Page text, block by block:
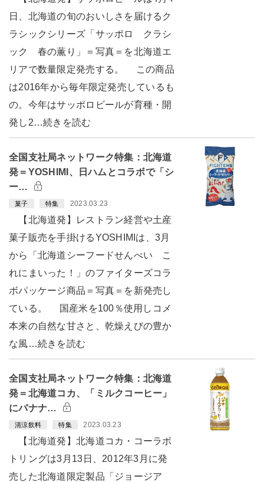
日、北海道の旬のおいしさを届けるク
ラシックシリーズ「サッポロ クラシ
ック 春の薫り」＝写真＝を北海道エ
リアで数量限定発売する。 この商品
は2016年から毎年限定発売しているも
の。今年はサッポロビールが育種・開
発し2…続きを読む
全国支社局ネットワーク特集：北海道
発＝YOSHIMI、日ハムとコラボで「シ
ー…
菓子 特集 2023.03.23
【北海道発】レストラン経営や土産
菓子販売を手掛けるYOSHIMIは、3月
から「北海道シーフードせんべい こ
れにまいった！」のファイターズコラ
ボパッケージ商品＝写真＝を新発売し
ている。 国産米を100％使用しコメ
本来の自然な甘さと、乾燥えびの豊か
な風…続きを読む
全国支社局ネットワーク特集：北海道
発＝北海道コカ、「ミルクコーヒー」
にバナナ…
清涼飲料 特集 2023.03.23
【北海道発】北海道コカ・コーラボ
トリングは3月13日、2012年3月に発
売した北海道限定製品「ジョージア